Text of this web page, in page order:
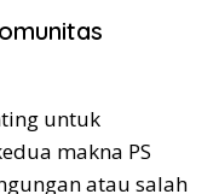
untuk
makna PS
atau salah